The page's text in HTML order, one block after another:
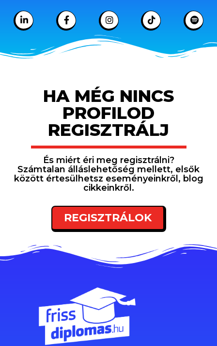
HA MÉG NINCS
PROFILOD
REGISZTRÁLJ
És miért éri meg regisztrálni?
Számtalan álláslehetőség mellett, elsők
között értesülhetsz eseményeinkről, blog
cikkeinkről.
REGISZTRÁLOK